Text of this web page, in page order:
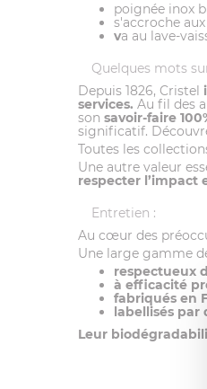
poignée inox
s'accroche
va au lave-
Quelques mots
Depuis 1826, Cristel
services. Au fil des
son savoir-faire
significatif.
Toutes les
Une autre valeur
respecter l’impact
Entretien :
Au cœur des
Une large gamme
respectueux
à efficacité
fabriqués en
labellisés par
Leur